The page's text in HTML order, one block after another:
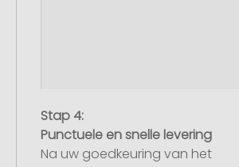
Stap 4:
Punctuele en snelle levering
Na uw goedkeuring van het